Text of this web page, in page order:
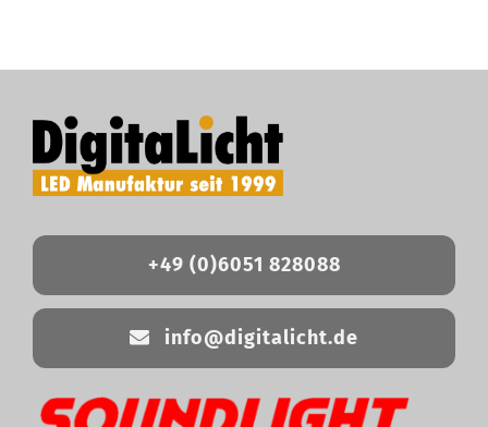
+49 (0)6051 828088
info@digitalicht.de